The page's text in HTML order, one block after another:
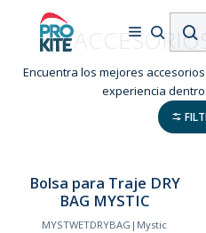
Encuentra los mejores
experiencia
Bolsa para Traje DRY
BAG MYSTIC
MYSTWETDRYBAG | Mystic